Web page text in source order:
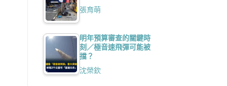
張育萌
明年預算審查的關鍵時
刻／極音速飛彈可能被
擋？
沈榮欽